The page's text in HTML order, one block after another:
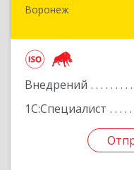
Воронеж
Внедрений
1С:Специалист
394006,